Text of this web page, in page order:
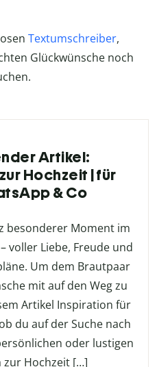
Textumschreiber,
Glückwünsche noch
Artikel:
Hochzeit | für
& Co
besonderer Moment im
voller Liebe, Freude und
Um dem Brautpaar
mit auf den Weg zu
Artikel Inspiration für
du auf der Suche nach
oder lustigen
zur Hochzeit […]